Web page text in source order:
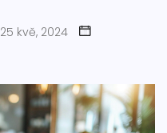
25 kvě, 2024